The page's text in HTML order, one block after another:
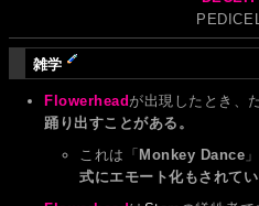
PEDICEL
雑学
Flowerheadが出現したとき、
踊り出すことがある。
これは「Monkey Dance
式にエモート化もされてい